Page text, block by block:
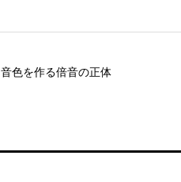
音色を作る倍音の正体